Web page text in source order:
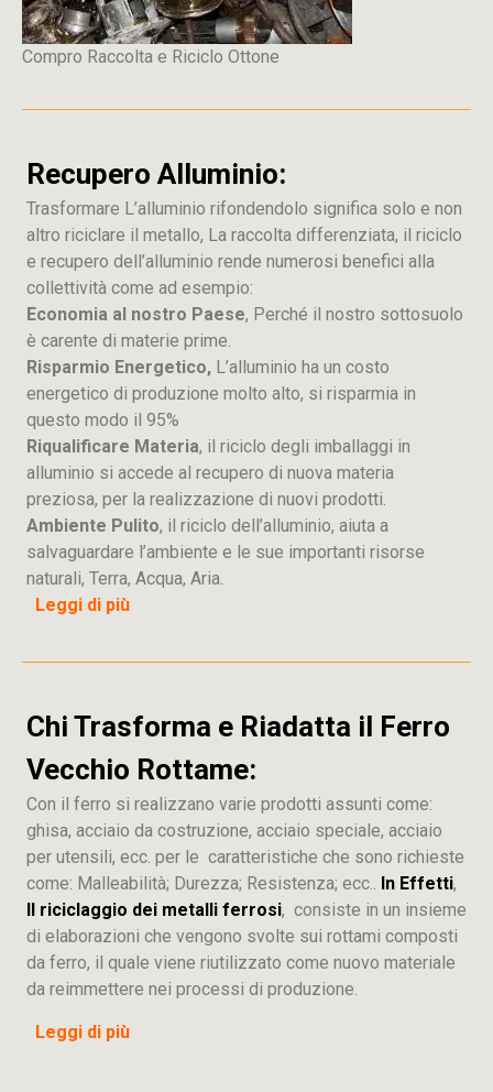
Compro Raccolta e Riciclo Ottone
Recupero Alluminio:
Trasformare L’alluminio rifondendolo significa solo e non
altro riciclare il metallo, La raccolta differenziata, il riciclo
e recupero dell’alluminio rende numerosi benefici alla
collettività come ad esempio:
Economia al nostro Paese, Perché il nostro sottosuolo
è carente di materie prime.
Risparmio Energetico, L’alluminio ha un costo
energetico di produzione molto alto, si risparmia in
questo modo il 95%
Riqualificare Materia, il riciclo degli imballaggi in
alluminio si accede al recupero di nuova materia
preziosa, per la realizzazione di nuovi prodotti.
Ambiente Pulito, il riciclo dell’alluminio, aiuta a
salvaguardare l’ambiente e le sue importanti risorse
naturali, Terra, Acqua, Aria.
Leggi di più
Chi Trasforma e Riadatta il Ferro
Vecchio Rottame:
Con il ferro si realizzano varie prodotti assunti come:
ghisa, acciaio da costruzione, acciaio speciale, acciaio
per utensili, ecc. per le caratteristiche che sono richieste
come: Malleabilità; Durezza; Resistenza; ecc.. In Effetti,
Il riciclaggio dei metalli ferrosi, consiste in un insieme
di elaborazioni che vengono svolte sui rottami composti
da ferro, il quale viene riutilizzato come nuovo materiale
da reimmettere nei processi di produzione.
Leggi di più